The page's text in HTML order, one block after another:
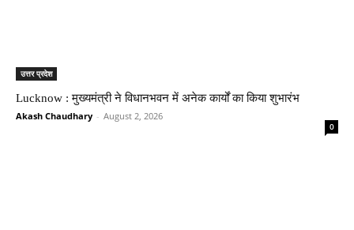
उत्तर प्रदेश
Lucknow : मुख्यमंत्री ने विधानभवन में अनेक कार्यों का किया शुभारंभ
Akash Chaudhary - August 2, 2026
0